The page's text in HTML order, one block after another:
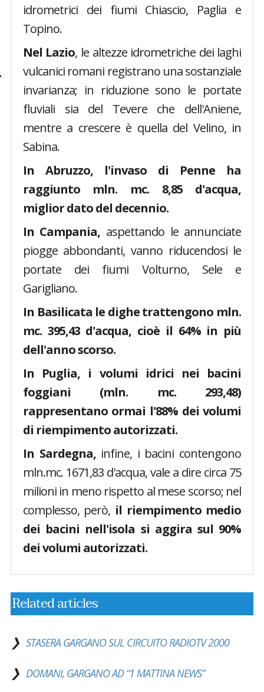
idrometrici dei fiumi Chiascio, Paglia e
Topino.
Nel Lazio, le altezze idrometriche dei laghi
vulcanici romani registrano una sostanziale
invarianza; in riduzione sono le portate
fluviali sia del Tevere che dell'Aniene,
mentre a crescere è quella del Velino, in
Sabina.
In Abruzzo, l'invaso di Penne ha
raggiunto mln. mc. 8,85 d'acqua,
miglior dato del decennio.
In Campania, aspettando le annunciate
piogge abbondanti, vanno riducendosi le
portate dei fiumi Volturno, Sele e
Garigliano.
In Basilicata le dighe trattengono mln.
mc. 395,43 d'acqua, cioè il 64% in più
dell'anno scorso.
In Puglia, i volumi idrici nei bacini
foggiani (mln. mc. 293,48)
rappresentano ormai l'88% dei volumi
di riempimento autorizzati.
In Sardegna,infine, i bacini contengono
mln.mc. 1671,83 d'acqua, vale a dire circa 75
milioni in meno rispetto al mese scorso; nel
complesso, però, il riempimento medio
dei bacini nell'isola si aggira sul 90%
dei volumi autorizzati.
Related articles
STASERA GARGANO SUL CIRCUITO RADIOTV 2000
DOMANI, GARGANO AD “1 MATTINA NEWS”